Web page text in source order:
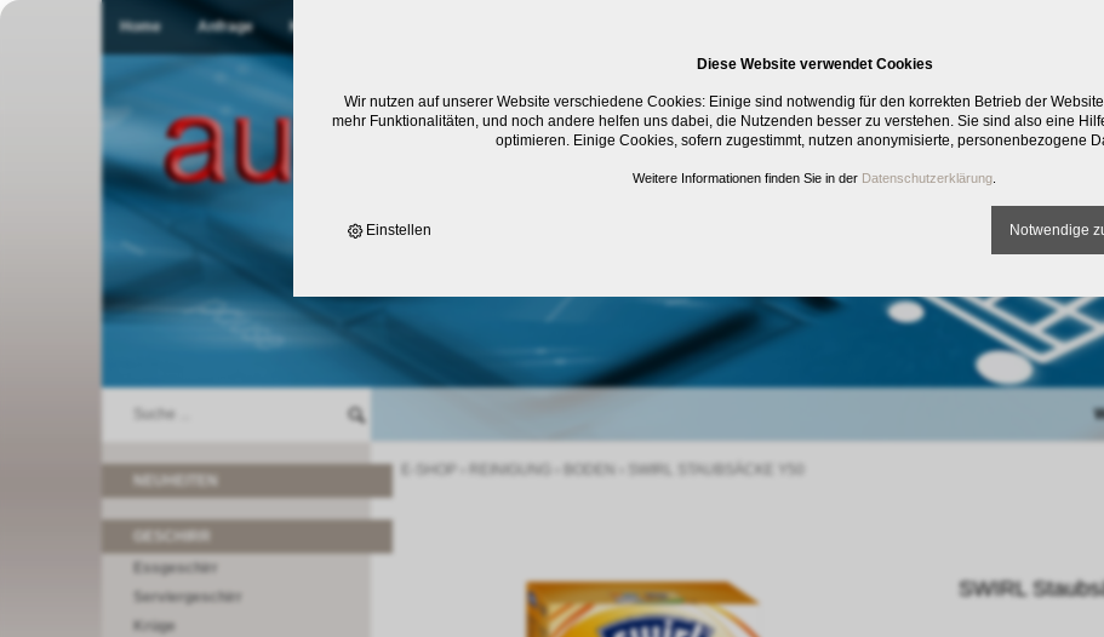
Home Anfrage Kontakt
Essgeschirr
Serviergeschirr
Krüge
SWIRL
Diese Website verwendet Cookies
Wir nutzen auf unserer Website verschiedene Cookies: Einige sind notwendig für den korrekten Betrieb der
mehr Funktionalitäten, und noch andere helfen uns dabei, die Nutzenden besser zu verstehen. Sie sind also eine
optimieren. Einige Cookies, sofern zugestimmt, nutzen anonymisierte, personenbezogene
Weitere Informationen finden Sie in der Datenschutzerklärung
Einstellen Notwendige